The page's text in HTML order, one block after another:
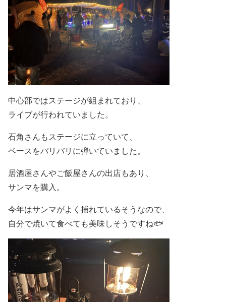
中心部ではステージが組まれており、
ライブが行われていました。
石角さんもステージに立っていて、
ベースをバリバリに弾いていました。
居酒屋さんやご飯屋さんの出店もあり、
サンマを購入。
今年はサンマがよく捕れているそうなので、
自分で焼いて食べても美味しそうですね🐟